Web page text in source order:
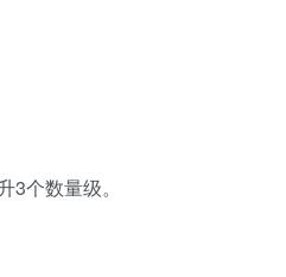
个数量级。